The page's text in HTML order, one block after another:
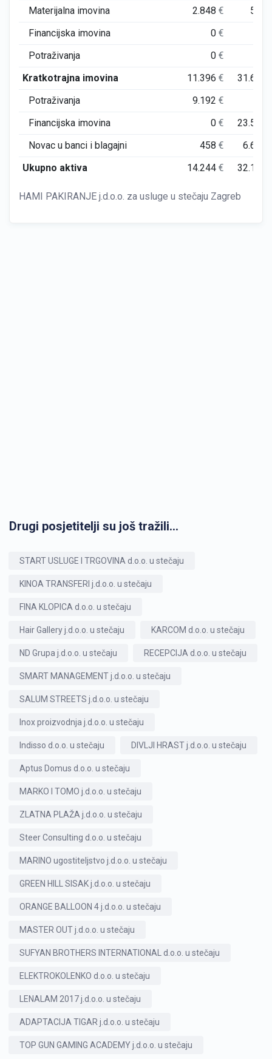
Materijalna imovina
2.848€ 561
Financijska imovina
0€
Potraživanja
0€
Kratkotrajna imovina
11.396€ 31.633
Potraživanja
9.192€
Financijska imovina
0€ 23.589
Novac u banci i blagajni
458€ 6.684
Ukupno aktiva
14.244€ 32.194
HAMI PAKIRANJE j.d.o.o. za usluge u stečaju Zagreb
Drugi posjetitelji su još tražili...
START USLUGE I TRGOVINA d.o.o. u stečaju
KINOA TRANSFERI j.d.o.o. u stečaju
FINA KLOPICA d.o.o. u stečaju
Hair Gallery j.d.o.o. u stečaju KARCOM d.o.o. u stečaju
ND Grupa j.d.o.o. u stečaju RECEPCIJA d.o.o. u stečaju
SMART MANAGEMENT j.d.o.o. u stečaju
SALUM STREETS j.d.o.o. u stečaju
Inox proizvodnja j.d.o.o. u stečaju
Indisso d.o.o. u stečaju DIVLJI HRAST j.d.o.o. u stečaju
Aptus Domus d.o.o. u stečaju
MARKO I TOMO j.d.o.o. u stečaju
ZLATNA PLAŽA j.d.o.o. u stečaju
Steer Consulting d.o.o. u stečaju
MARINO ugostiteljstvo j.d.o.o. u stečaju
GREEN HILL SISAK j.d.o.o. u stečaju
ORANGE BALLOON 4 j.d.o.o. u stečaju
MASTER OUT j.d.o.o. u stečaju
SUFYAN BROTHERS INTERNATIONAL d.o.o. u stečaju
ELEKTROKOLENKO d.o.o. u stečaju
LENALAM 2017 j.d.o.o. u stečaju
ADAPTACIJA TIGAR j.d.o.o. u stečaju
TOP GUN GAMING ACADEMY j.d.o.o. u stečaju